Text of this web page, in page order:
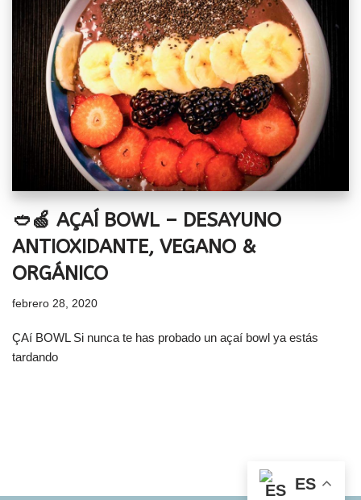
🥙🍏 AÇAÍ BOWL – DESAYUNO
ANTIOXIDANTE, VEGANO &
ORGÁNICO
febrero 28, 2020
ÇAí BOWL Si nunca te has probado un açaí bowl ya estás
tardando
ES